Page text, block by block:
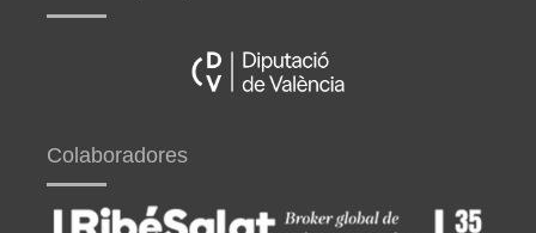
Colaboradores